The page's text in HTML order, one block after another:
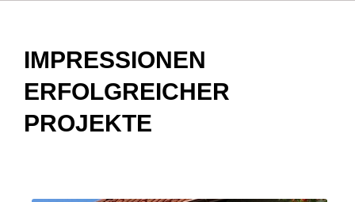
IMPRESSIONEN
ERFOLGREICHER
PROJEKTE